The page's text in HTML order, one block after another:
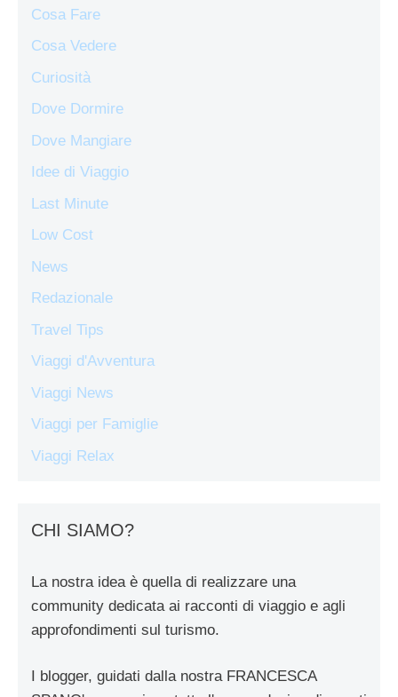
Cosa Fare
Cosa Vedere
Curiosità
Dove Dormire
Dove Mangiare
Idee di Viaggio
Last Minute
Low Cost
News
Redazionale
Travel Tips
Viaggi d'Avventura
Viaggi News
Viaggi per Famiglie
Viaggi Relax
CHI SIAMO?
La nostra idea è quella di realizzare una
community dedicata ai racconti di viaggio e agli
approfondimenti sul turismo.
I blogger, guidati dalla nostra FRANCESCA